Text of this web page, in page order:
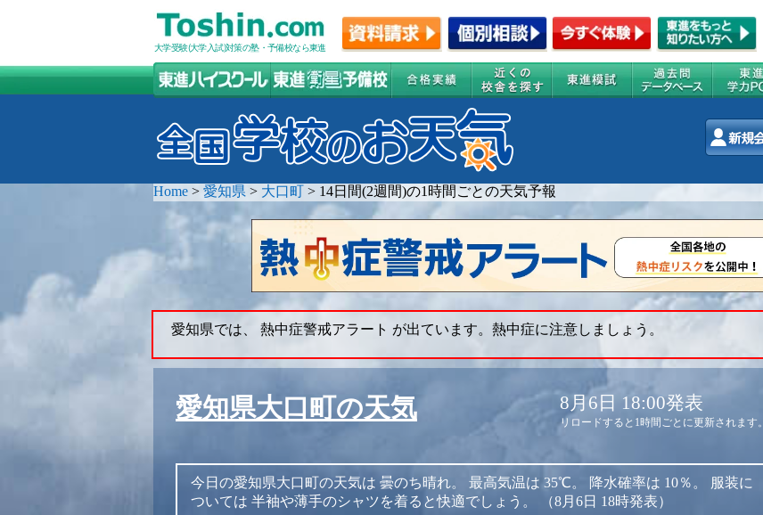
大学受験(大学入試)対策の塾・予備校なら東進
Home > 愛知県 > 大口町 > 14日間(2週間)の1時間ごとの天気予報
愛知県では、 熱中症警戒アラート が出ています。熱中症に注意しましょう。
愛知県大口町の天気 8月6日 18:00発表
リロードすると1時間ごとに更新されます。
今日の愛知県大口町の天気は 曇のち晴れ。 最高気温は 35℃。 降水確率は 10％。
服装に
ついては 半袖や薄手のシャツを着ると快適でしょう。 （8月6日 18時発表）